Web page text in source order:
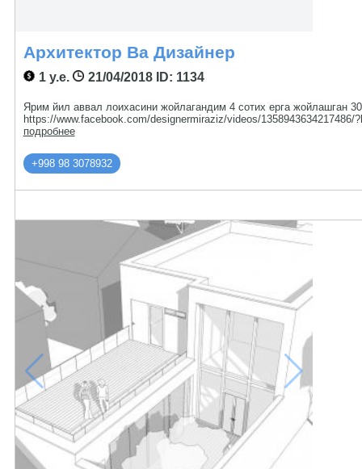
Архитектор Ва Дизайнер
1 у.е. 21/04/2018ID: 1134
Ярим йил аввал лоихасини жойлагандим 4 сотих ерга жойлашган
https://www.facebook.com/designermiraziz/videos/
подробнее
+998 98 3078932